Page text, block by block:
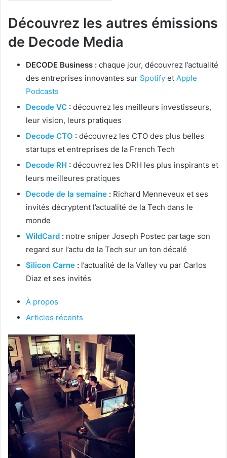
Découvrez les autres émissions
de Decode Media
DECODE Business : chaque jour, découvrez l’actualité
des entreprises innovantes sur Spotify et Apple
Podcasts
Decode VC : découvrez les meilleurs investisseurs,
leur vision, leurs pratiques
Decode CTO : découvrez les CTO des plus belles
startups et entreprises de la French Tech
Decode RH : découvrez les DRH les plus inspirants et
leurs meilleures pratiques
Decode de la semaine : Richard Menneveux et ses
invités décryptent l’actualité de la Tech dans le
monde
WildCard : notre sniper Joseph Postec partage son
regard sur l’actu de la Tech sur un ton décalé
Silicon Carne : l’actualité de la Valley vu par Carlos
Diaz et ses invités
À propos
Articles récents